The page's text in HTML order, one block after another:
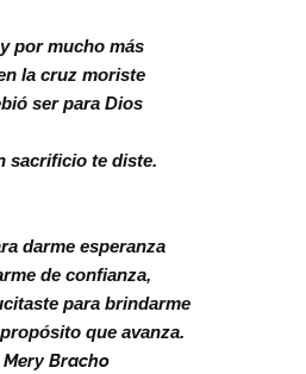
por mucho más
la cruz moriste
ser para Dios
sacrificio te diste.
darme esperanza
de confianza,
para brindarme
que avanza.
Mery Bracho